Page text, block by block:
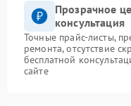
Прозрачное
консультация
Точные прайс-листы,
ремонта, отсутствие
бесплатной
сайте